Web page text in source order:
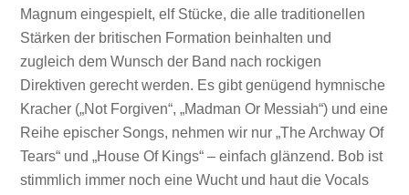
Magnum eingespielt, elf Stücke, die alle traditionellen
Stärken der britischen Formation beinhalten und
zugleich dem Wunsch der Band nach rockigen
Direktiven gerecht werden. Es gibt genügend hymnische
Kracher („Not Forgiven“, „Madman Or Messiah“) und eine
Reihe epischer Songs, nehmen wir nur „The Archway Of
Tears“ und „House Of Kings“ – einfach glänzend. Bob ist
stimmlich immer noch eine Wucht und haut die Vocals